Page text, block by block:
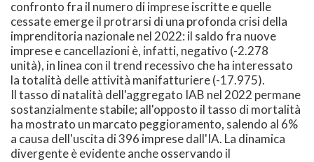
confronto fra il numero di imprese iscritte e quelle
cessate emerge il protrarsi di una profonda crisi della
imprenditoria nazionale nel 2022: il saldo fra nuove
imprese e cancellazioni è, infatti, negativo (-2.278
unità), in linea con il trend recessivo che ha interessato
la totalità delle attività manifatturiere (-17.975).
Il tasso di natalità dell'aggregato IAB nel 2022 permane
sostanzialmente stabile; all'opposto il tasso di mortalità
ha mostrato un marcato peggioramento, salendo al 6%
a causa dell'uscita di 396 imprese dall'IA. La dinamica
divergente è evidente anche osservando il